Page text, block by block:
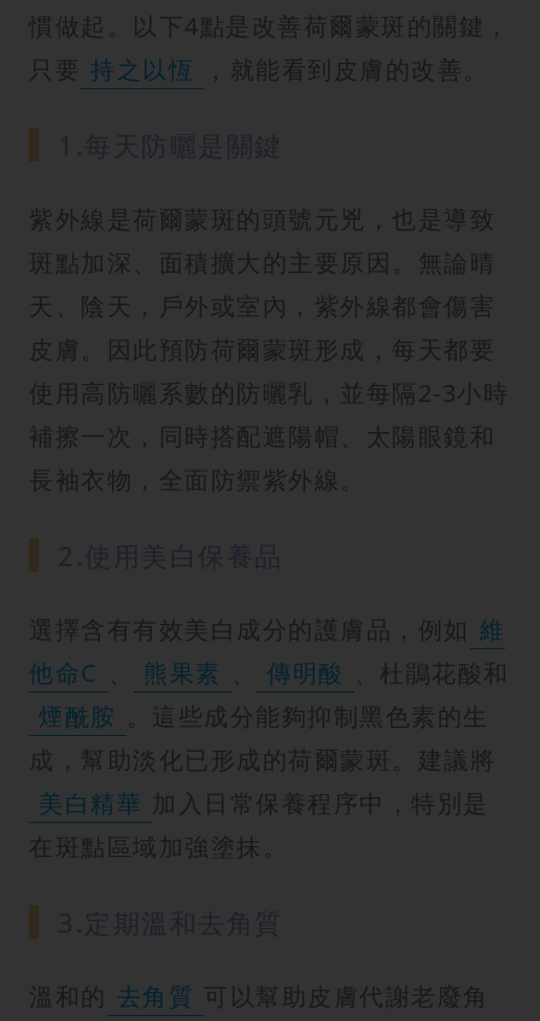
慣做起。以下4點是改善荷爾蒙斑的關鍵，
只要 持之以恆 ，就能看到皮膚的改善。
紫外線是荷爾蒙斑的頭號元兇，也是導致
斑點加深、面積擴大的主要原因。無論晴
天、陰天，戶外或室內，紫外線都會傷害
皮膚。因此預防荷爾蒙斑形成，每天都要
使用高防曬系數的防曬乳，並每隔2-3小時
補擦一次，同時搭配遮陽帽、太陽眼鏡和
長袖衣物，全面防禦紫外線。
選擇含有有效美白成分的護膚品，例如 維
他命C 、 熊果素 、 傳明酸 、杜鵑花酸和
煙酰胺
。這些成分能夠抑制黑色素的生
成，幫助淡化已形成的荷爾蒙斑。建議將
美白精華 加入日常保養程序中，特別是
在斑點區域加強塗抹。
溫和的 去角質 可以幫助皮膚代謝老廢角